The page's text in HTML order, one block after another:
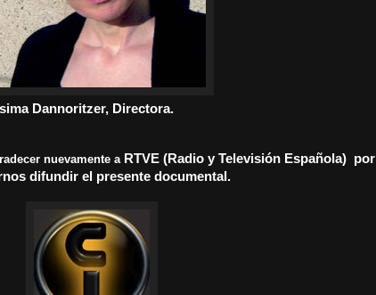
Dannoritzer, Directora.
nuevamente a RTVE (Radio yTelevisión Española)por
difundir el presente documental.